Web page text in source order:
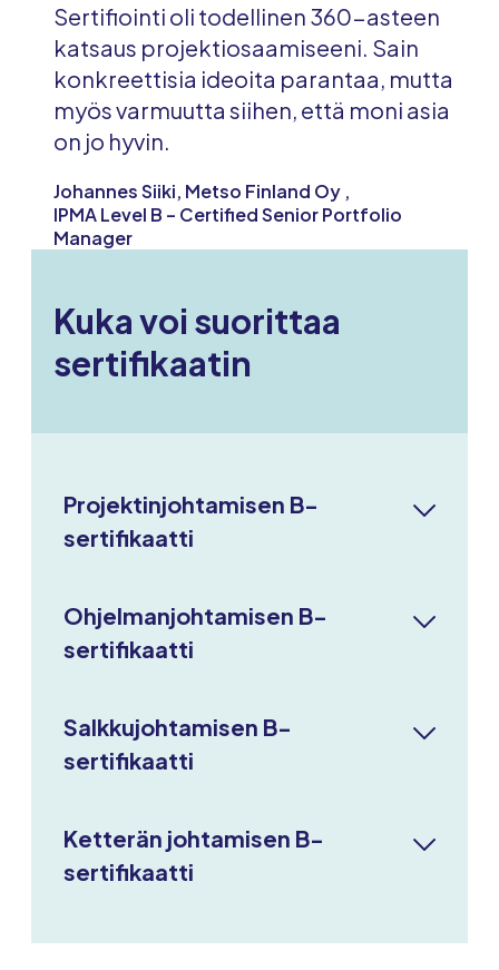
Sertifiointi oli todellinen 360-asteen
katsaus projektiosaamiseeni. Sain
konkreettisia ideoita parantaa, mutta
myös varmuutta siihen, että moni asia
on jo hyvin.
Johannes Siiki, Metso Finland Oy ,
IPMA Level B – Certified Senior Portfolio
Manager
Kuka voi suorittaa
sertifikaatin
Projektinjohtamisen B-
sertifikaatti
Ohjelmanjohtamisen B-
sertifikaatti
Salkkujohtamisen B-
sertifikaatti
Ketterän johtamisen B-
sertifikaatti